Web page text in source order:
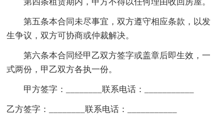
第五条本合同未尽事宜，双方遵守相应条款，以发
生争议，双方可协商或仲裁解决。
第六条本合同经甲乙双方签字或盖章后即生效，一
式两份，甲乙双方各执一份。
甲方签字：________联系电话：___________
乙方签字：________联系电话：___________